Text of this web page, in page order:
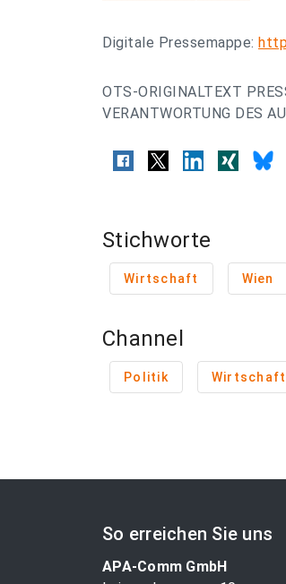
Digitale Pressemappe:
OTS-ORIGINALTEXT
VERANTWORTUNG DES
Stichworte
Wirtschaft Wien
Channel
Politik Wirtschaft
So erreichen Sie uns
APA-Comm GmbH